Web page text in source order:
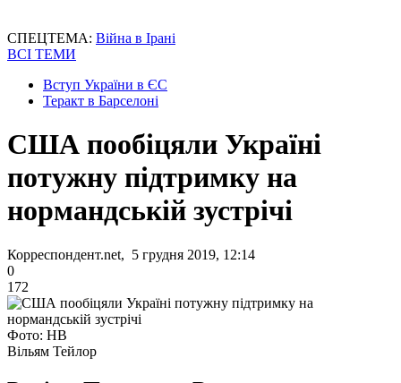
СПЕЦТЕМА: Війна в Ірані
ВСІ ТЕМИ
Вступ України в ЄС
Теракт в Барселоні
США пообіцяли Україні
потужну підтримку на
нормандській зустрічі
Корреспондент.net, 5 грудня 2019, 12:14
0
172
Фото: НВ
Вільям Тейлор